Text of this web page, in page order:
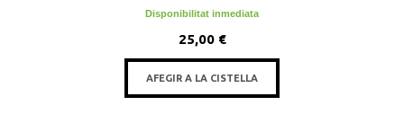
Disponibilitat inmediata
25,00 €
AFEGIR A LA CISTELLA